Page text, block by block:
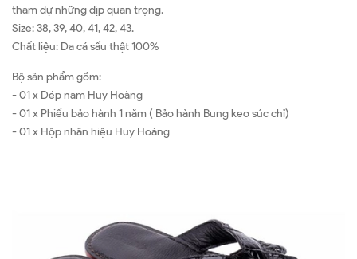
tham dự những dịp quan trọng.
Size: 38, 39, 40, 41, 42, 43.
Chất liệu: Da cá sấu thật 100%
Bộ sản phẩm gồm:
- 01 x Dép nam Huy Hoàng
- 01 x Phiếu bảo hành 1 năm ( Bảo hành Bung keo súc chỉ)
- 01 x Hộp nhãn hiệu Huy Hoàng